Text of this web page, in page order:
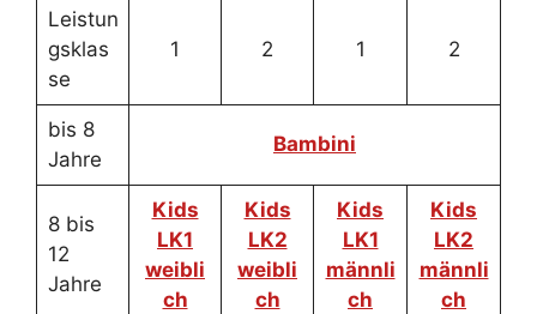
Leistun
gsklas
se
1 2 1 2
bis 8
Jahre
Bambini
8 bis
12
Jahre
Kids
LK1
weibli
ch
Kids
LK2
weibli
ch
Kids
LK1
männli
ch
Kids
LK2
männli
ch